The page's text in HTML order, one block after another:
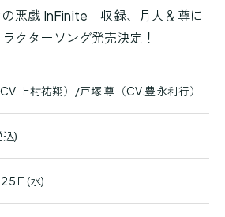
悪戯 InFinite」収録、月人＆尊に
クターソング発売決定！
上村祐翔）/戸塚 尊（CV.豊永利行）
)
日(水)